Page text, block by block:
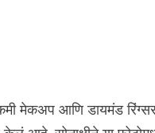
मेकअप आणि डायमंड